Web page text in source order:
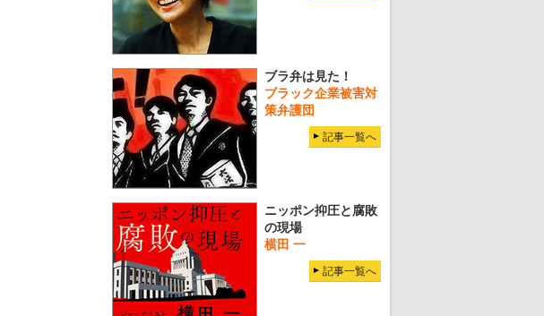
ブラ弁は見た！
ブラック企業被害対
策弁護団
記事一覧へ
ニッポン抑圧と腐敗
の現場
横田 一
記事一覧へ